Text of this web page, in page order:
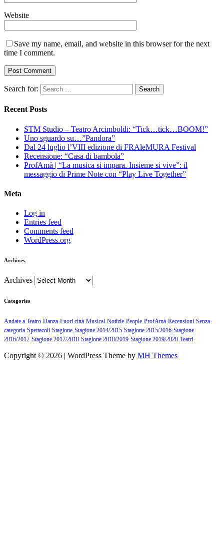
Website
Save my name, email, and website in this browser for the next
time I comment.
Search for:
Recent Posts
STM Studio – Teatro Arcimboldi: “Tick…tick…BOOM!”
Uno sguardo su…”Pandora”
Dal 24 luglio l’VIII edizione di FRAleMURA Festival
Recensione: “Casa di bambola”
ProfAmà | “La musica si impara. Insieme si vive”: il
messaggio di Prime Note con “Play Live Together”
Meta
Log in
Entries feed
Comments feed
WordPress.org
Archives
Archives
Categories
Andate a Teatro Danza Fuori città Musical Notizie People ProfAmà Recensioni Senza
categoria Spettacoli Stagione Stagione 2014/2015 Stagione 2015/2016 Stagione
2016/2017 Stagione 2017/2018 Stagione 2018/2019 Stagione 2019/2020 Teatri
Copyright © 2026 | WordPress Theme by MH Themes